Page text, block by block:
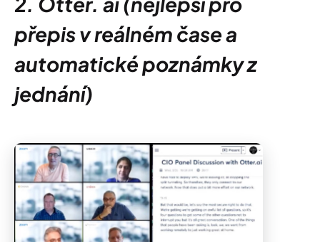
přepis v reálném čase a
automatické poznámky z
jednání)